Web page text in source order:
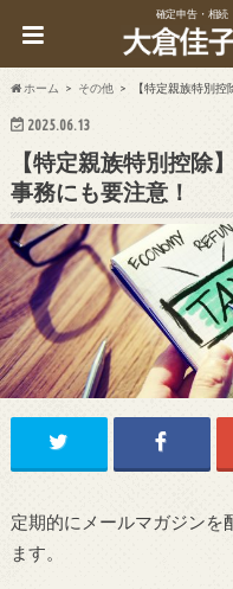
確定申告・相
ホーム その他 【特定親族特別
2025.06.13
【特定親族特別控除
事務にも要注意！
定期的にメールマガジンを
ます。